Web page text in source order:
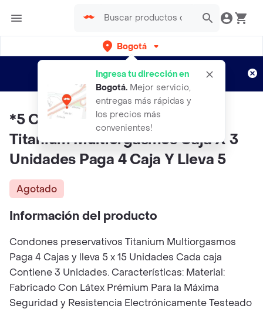
Bogotá
Ingresa tu dirección en
Bogotá. Mejor servicio,
entregas más rápidas y
los precios más
convenientes!
envíos gratis por semanas
Aplican TyC
*5 Condones Preservativos
Titanium Multiorgasmos Caja X 3
Unidades Paga 4 Caja Y Lleva 5
Agotado
Información del producto
Condones preservativos Titanium Multiorgasmos
Paga 4 Cajas y lleva 5 x 15 Unidades Cada caja
Contiene 3 Unidades. Características: Material:
Fabricado Con Látex Prémium Para la Máxima
Seguridad y Resistencia Electrónicamente Testeado